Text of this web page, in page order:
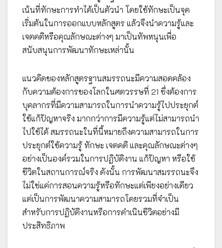
เน้นที่ทักษะการทำได้เป็นตัวนำ โดยใช้ทักษะเป็นจุด
เริ่มต้นในการออกแบบหลักสูตร แล้วจึงนำความรู้และ
เจตคติหรือคุณลักษณะต่างๆ มาเป็นทัพหนุนเพื่อ
สนับสนุนการพัฒนาทักษะเหล่านั้น
แนวคิดของหลักสูตรฐานสมรรถนะมีความสอดคล้อง
กับความต้องการของโลกในศตวรรษที่ 21 ซึ่งต้องการ
บุคลากรที่มีความสามารถในการนำความรู้ไปประยุกต์
ใช้แก้ปัญหาจริง มากกว่าการมีความรู้แต่ไม่สามารถนำ
ไปใช้ได้ สมรรถนะในที่นี้หมายถึงความสามารถในการ
ประยุกต์ใช้ความรู้ ทักษะ เจตคติ และคุณลักษณะต่างๆ
อย่างเป็นองค์รวมในการปฏิบัติงาน แก้ปัญหา หรือใช้
ชีวิตในสถานการณ์จริง ดังนั้น การพัฒนาสมรรถนะจึง
ไม่ใช่แค่การสอนความรู้หรือทักษะแต่เพียงอย่างเดียว
แต่เป็นการพัฒนาความสามารถโดยรวมที่จำเป็น
สำหรับการปฏิบัติงานหรือการดำเนินชีวิตอย่างมี
ประสิทธิภาพ